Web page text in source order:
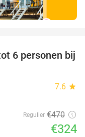
31%
6 personen bij
7.6 star
Regulier €470
€324